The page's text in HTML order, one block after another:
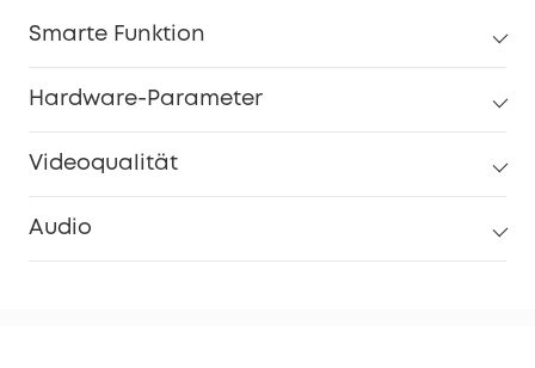
Smarte Funktion
Hardware-Parameter
Videoqualität
Audio